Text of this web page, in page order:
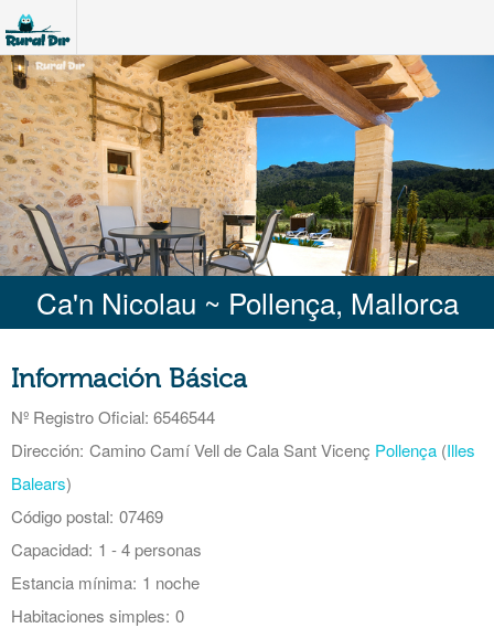
Ca'n Nicolau ~ Pollença, Mallorca
Información Básica
Nº Registro Oficial: 6546544
Dirección: Camino Camí Vell de Cala Sant Vicenç Pollença (Illes
Balears)
Código postal: 07469
Capacidad: 1 - 4 personas
Estancia mínima: 1 noche
Habitaciones simples: 0